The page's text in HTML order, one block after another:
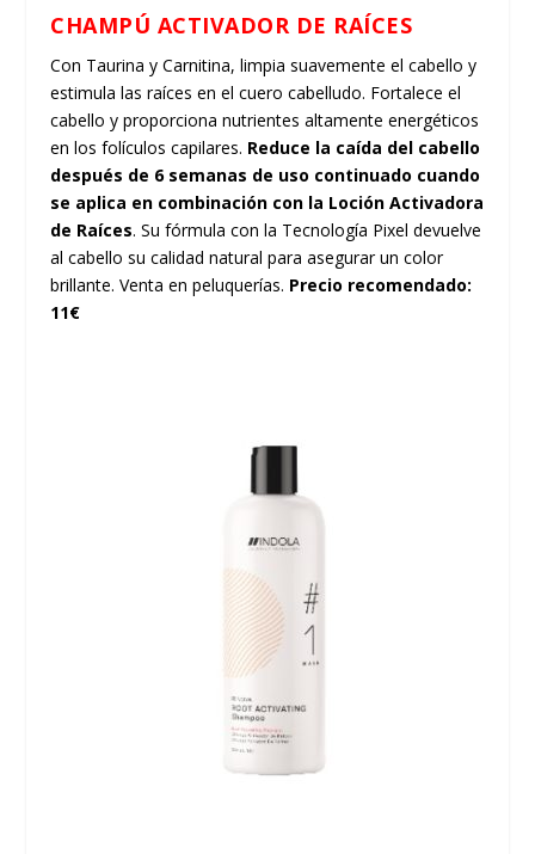
CHAMPÚ ACTIVADOR DE RAÍCES
Con Taurina y Carnitina, limpia suavemente el cabello y
estimula las raíces en el cuero cabelludo. Fortalece el
cabello y proporciona nutrientes altamente energéticos
en los folículos capilares. Reduce la caída del cabello
después de 6 semanas de uso continuado cuando
se aplica en combinación con la Loción Activadora
de Raíces. Su fórmula con la Tecnología Pixel devuelve
al cabello su calidad natural para asegurar un color
brillante. Venta en peluquerías. Precio recomendado:
11€